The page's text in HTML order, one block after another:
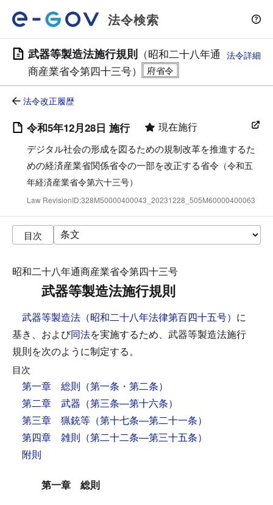
法令検索
武器等製造法施行規則 （昭和二十八年通
商産業省令第四十三号）
法令詳細
法令改正履歴
令和5年12月28日 施行 現在施行
デジタル社会の形成を図るための規制改革を推進するた
めの経済産業省関係省令の一部を改正する省令 （令和五
年経済産業省令第六十三号）
Law RevisionID:328M50000400043_20231228_505M60000400063
目次
昭和二十八年通商産業省令第四十三号
武器等製造法施行規則
武器等製造法（昭和二十八年法律第百四十五号） に
基き、および同法を実施するため、武器等製造法施行
規則を次のように制定する。
目次
第一章 総則 （第一条・第二条）
第二章 武器 （第三条―第十六条）
第三章 猟銃等 （第十七条―第二十一条）
第四章 雑則 （第二十二条―第三十五条）
附則
第一章 総則